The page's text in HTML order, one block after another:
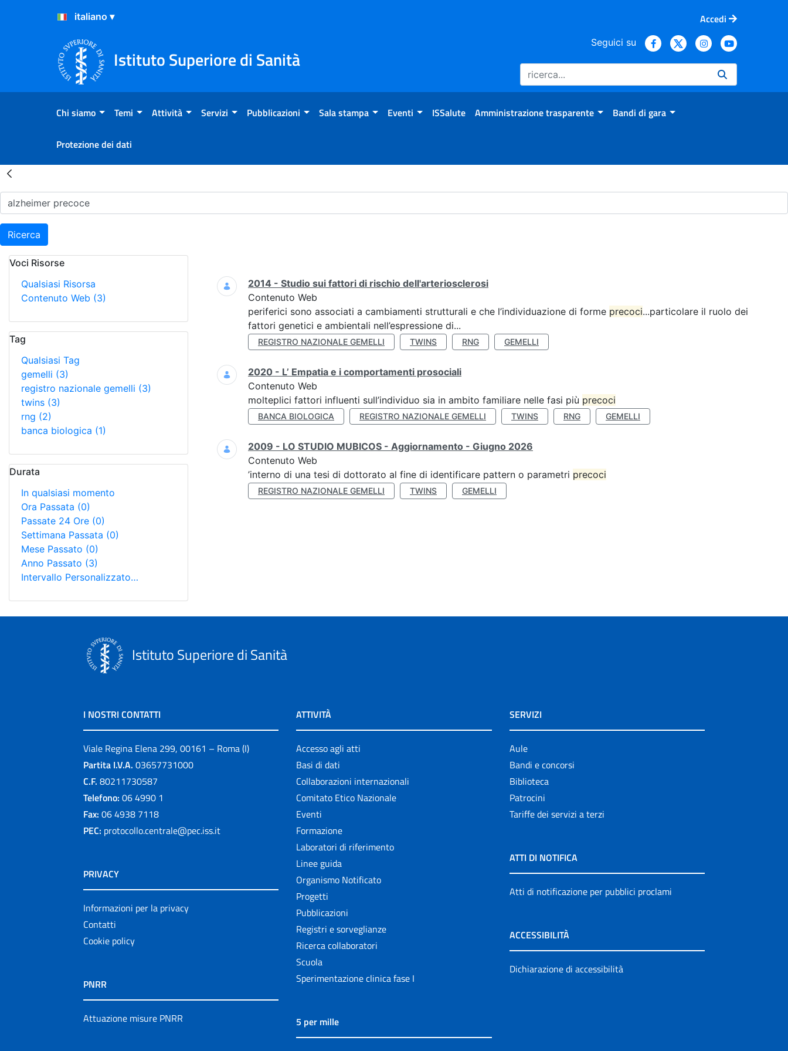
Salta al Contenuto
Salta al Footer
Accedi
Istituto Superiore di Sanità
Seguici su
Chi siamo Temi Attività Servizi Pubblicazioni Sala stampa Eventi ISSalute Amministrazione trasparente Bandi di gara
Protezione dei dati
Risultati della Ricerca - Home
Ricerca
Voci Risorse
Qualsiasi Risorsa
Contenuto Web (3)
Tag
Qualsiasi Tag
gemelli (3)
registro nazionale gemelli (3)
twins (3)
rng (2)
banca biologica (1)
Durata
In qualsiasi momento
Ora Passata (0)
Passate 24 Ore (0)
Settimana Passata (0)
Mese Passato (0)
Anno Passato (3)
Intervallo Personalizzato…
Ricerca
2014 - Studio sui fattori di rischio dell'arteriosclerosi
Contenuto Web
periferici sono associati a cambiamenti strutturali e che l’individuazione di forme precoci...particolare il ruolo dei
fattori genetici e ambientali nell’espressione di...
REGISTRO NAZIONALE GEMELLI TWINS RNG GEMELLI
2020 - L’ Empatia e i comportamenti prosociali
Contenuto Web
molteplici fattori influenti sull’individuo sia in ambito familiare nelle fasi più precoci
BANCA BIOLOGICA REGISTRO NAZIONALE GEMELLI TWINS RNG GEMELLI
2009 - LO STUDIO MUBICOS - Aggiornamento - Giugno 2026
Contenuto Web
’interno di una tesi di dottorato al fine di identificare pattern o parametri precoci
REGISTRO NAZIONALE GEMELLI TWINS GEMELLI
Istituto Superiore di Sanità
I NOSTRI CONTATTI
Viale Regina Elena 299, 00161 – Roma (I)
Partita I.V.A. 03657731000
C.F. 80211730587
Telefono: 06 4990 1
Fax: 06 4938 7118
PEC: protocollo.centrale@pec.iss.it
PRIVACY
Informazioni per la privacy
Contatti
Cookie policy
PNRR
Attuazione misure PNRR
ATTIVITÀ
Accesso agli atti
Basi di dati
Collaborazioni internazionali
Comitato Etico Nazionale
Eventi
Formazione
Laboratori di riferimento
Linee guida
Organismo Notificato
Progetti
Pubblicazioni
Registri e sorveglianze
Ricerca collaboratori
Scuola
Sperimentazione clinica fase I
5 per mille
SERVIZI
Aule
Bandi e concorsi
Biblioteca
Patrocini
Tariffe dei servizi a terzi
ATTI DI NOTIFICA
Atti di notificazione per pubblici proclami
ACCESSIBILITÀ
Dichiarazione di accessibilità